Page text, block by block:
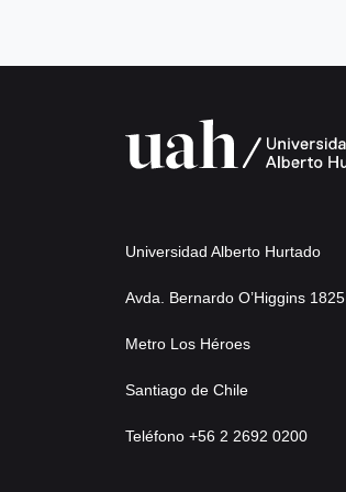
Universidad Alberto Hurtado
Avda. Bernardo O’Higgins 1825
Metro Los Héroes
Santiago de Chile
Teléfono +56 2 2692 0200